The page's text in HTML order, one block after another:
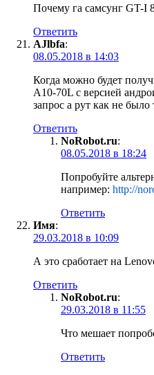
Почему га самсунг GT-I
Ответить
AJlbfa:
08.05.2018 в 14:03
Когда можно будет
A10-70L с версией
запрос а рут как не было
Ответить
NoRobot.ru:
08.05.2018 в 18:24
Попробуйте
например: http://
Ответить
Имя:
29.03.2018 в 10:09
А это сработает на
Ответить
NoRobot.ru:
29.03.2018 в 11:55
Что мешает
Ответить